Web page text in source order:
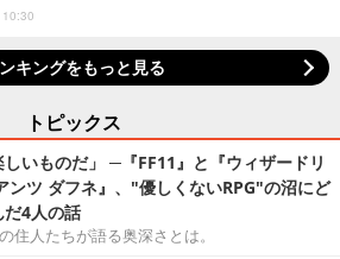
キングをもっと見る
トピックス
しいものだ」 ─『FF11』と『ウィザードリ
ンツ ダフネ』、"優しくないRPG"の沼にど
だ4人の話
住人たちが語る奥深さとは。